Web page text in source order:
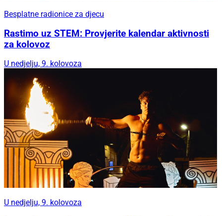
Besplatne radionice za djecu
Rastimo uz STEM: Provjerite kalendar aktivnosti
za kolovoz
U nedjelju, 9. kolovoza
U nedjelju, 9. kolovoza